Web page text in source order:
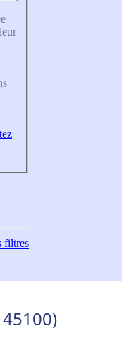
filtres